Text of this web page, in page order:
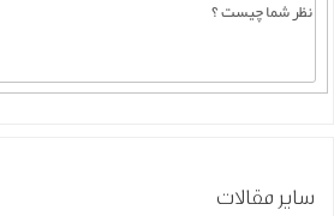
سایر مقالات